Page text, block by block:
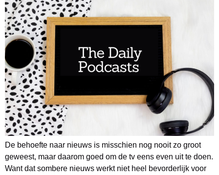
De behoefte naar nieuws is misschien nog nooit zo groot
geweest, maar daarom goed om de tv eens even uit te doen.
Want dat sombere nieuws werkt niet heel bevorderlijk voor